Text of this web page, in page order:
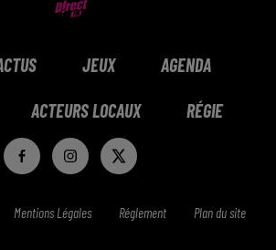
JEUX AGENDA
ACTEURS LOCAUX RÉGIE
Mentions Légales Réglement Plan du site